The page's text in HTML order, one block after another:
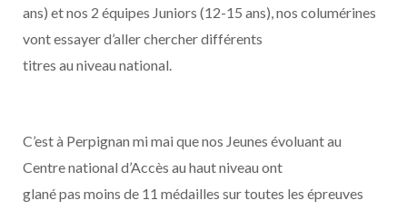
ans) et nos 2 équipes Juniors (12-15 ans), nos columérines
vont essayer d’aller chercher différents
titres au niveau national.
C’est à Perpignan mi mai que nos Jeunes évoluant au
Centre national d’Accès au haut niveau ont
glané pas moins de 11 médailles sur toutes les épreuves